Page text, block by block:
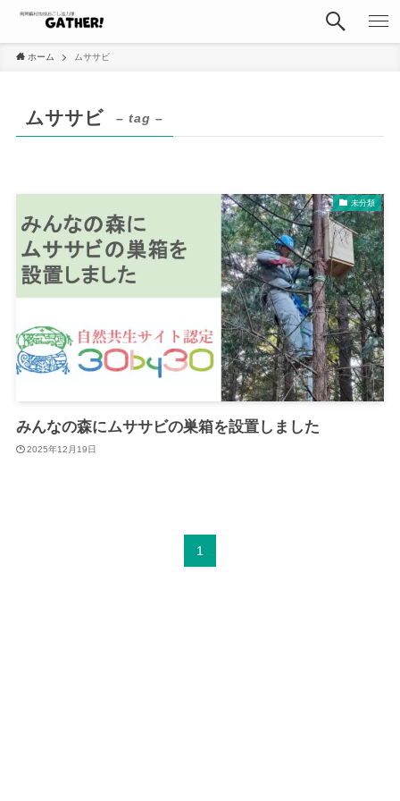
ホーム ムササビ
ムササビ – tag –
未分類
みんなの森にムササビの巣箱を設置しました
2025年12月19日
1